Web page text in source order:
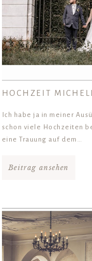
HOCHZEIT
Ich habe ja in meiner
schon viele Hochzeiten
eine Trauung auf dem…
Beitrag ansehen